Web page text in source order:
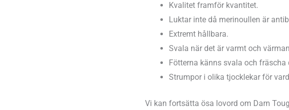
Kvalitet framför kvantitet.
Luktar inte då merinoullen är
Extremt hållbara.
Svala när det är varmt och
Fötterna känns svala och fräscha
Strumpor i olika tjocklekar för
Vi kan fortsätta ösa lovord om Darn